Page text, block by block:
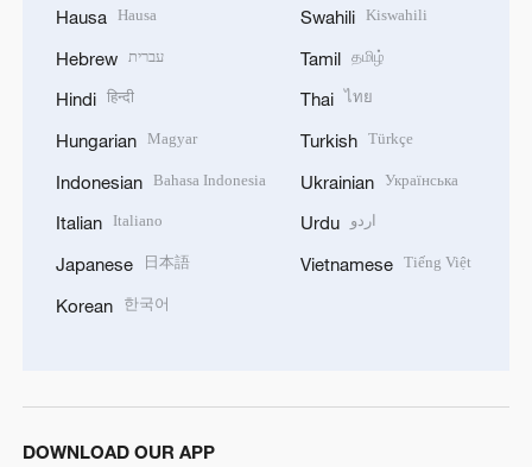
Hausa Hausa
Hebrew עברית
Hindi हिन्दी
Hungarian Magyar
Indonesian Bahasa Indonesia
Italian Italiano
Japanese 日本語
Korean 한국어
Swahili Kiswahili
Tamil தமிழ்
Thai ไทย
Turkish Türkçe
Ukrainian Українська
Urdu اردو
Vietnamese Tiếng Việt
DOWNLOAD OUR APP